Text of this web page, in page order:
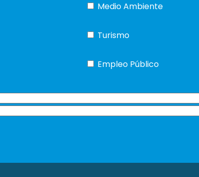
Medio Ambiente
Turismo
Empleo Público